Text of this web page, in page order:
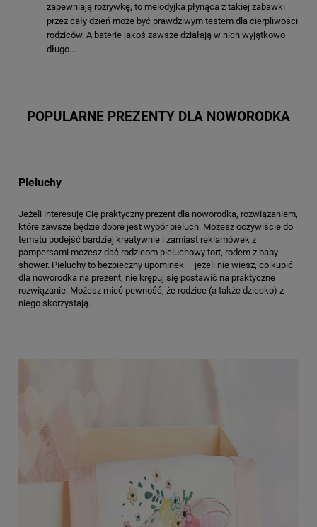
zapewniają rozrywkę, to melodyjka płynąca z takiej zabawki
przez cały dzień może być prawdziwym testem dla cierpliwości
rodziców. A baterie jakoś zawsze działają w nich wyjątkowo
długo...
POPULARNE PREZENTY DLA NOWORODKA
Pieluchy
Jeżeli interesuję Cię praktyczny prezent dla noworodka, rozwiązaniem,
które zawsze będzie dobre jest wybór pieluch. Możesz oczywiście do
tematu podejść bardziej kreatywnie i zamiast reklamówek z
pampersami możesz dać rodzicom pieluchowy tort, rodem z baby
shower. Pieluchy to bezpieczny upominek – jeżeli nie wiesz, co kupić
dla noworodka na prezent, nie krępuj się postawić na praktyczne
rozwiązanie. Możesz mieć pewność, że rodzice (a także dziecko) z
niego skorzystają.